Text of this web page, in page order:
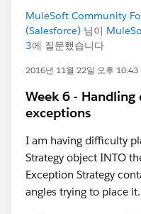
MuleSoft Community
(Salesforce) 님이
3에 질문했습니다
2016년 11월 22일 오후 10:43
Week 6 -
exceptions
I am having difficulty
Strategy object INTO
Exception Strategy
angles trying to place it.